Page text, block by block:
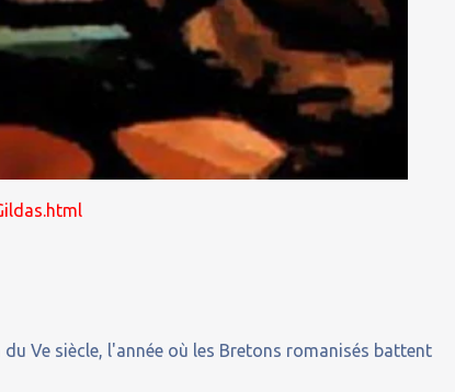
Ve siècle, l'année où les Bretons romanisés battent